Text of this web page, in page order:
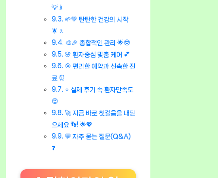
💡💉
🌱💚 탄탄한 건강의 시작
🌟🚶
🎨🎉 종합적인 관리 🌟🤓
🌸 환자중심 맞춤 케어 💕
🎯 편리한 예약과 신속한 진
료 ⏰
⭐ 실제 후기 속 환자만족도
😍
🚀 지금 바로 첫걸음을 내딛
으세요 👣! 🌟💖
💬 자주 묻는 질문(Q&A)
❓